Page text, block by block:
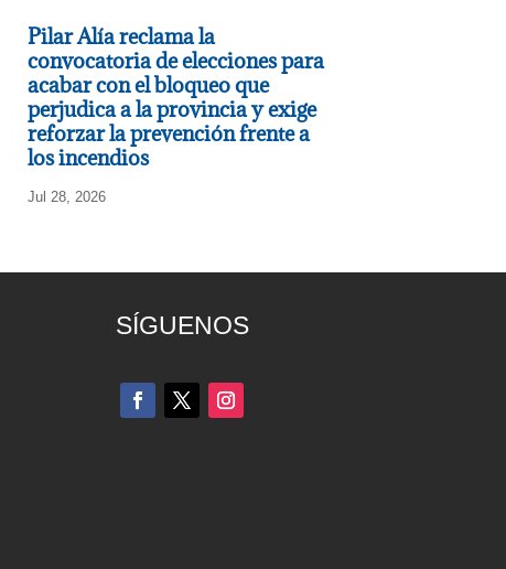
Pilar Alía reclama la
convocatoria de elecciones para
acabar con el bloqueo que
perjudica a la provincia y exige
reforzar la prevención frente a
los incendios
Jul 28, 2026
SÍGUENOS